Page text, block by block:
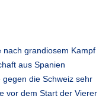
nach grandiosem Kampf
aus Spanien
die Schweiz sehr
vor dem Start der Vierer